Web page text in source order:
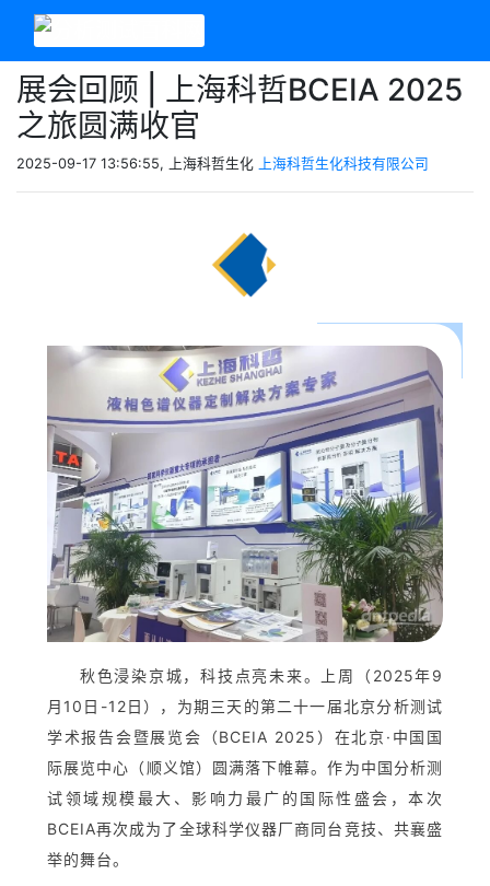
展会回顾 | 上海科哲BCEIA 2025
之旅圆满收官
2025-09-17 13:56:55, 上海科哲生化 上海科哲生化科技有限公司
秋色浸染京城，科技点亮未来。上周（2025年9
月10日-12日），为期三天的第二十一届北京分析测试
学术报告会暨展览会（BCEIA 2025）在北京·中国国
际展览中心（顺义馆）圆满落下帷幕。作为中国分析测
试领域规模最大、影响力最广的国际性盛会，本次
BCEIA再次成为了全球科学仪器厂商同台竞技、共襄盛
举的舞台。